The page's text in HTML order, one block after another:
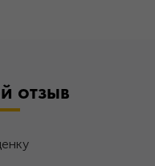
отзыв